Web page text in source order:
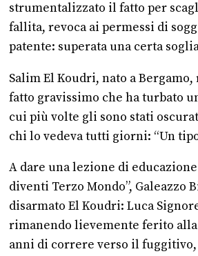
strumentalizzato il fatto per
fallita, revoca ai permessi di
patente: superata una certa
Salim El Koudri, nato a
fatto gravissimo che ha turbato
cui più volte gli sono stati
chi lo vedeva tutti giorni: “Un
A dare una lezione di
diventi Terzo Mondo”,
disarmato El Koudri: Luca
rimanendo lievemente ferito alla
anni di correre verso il